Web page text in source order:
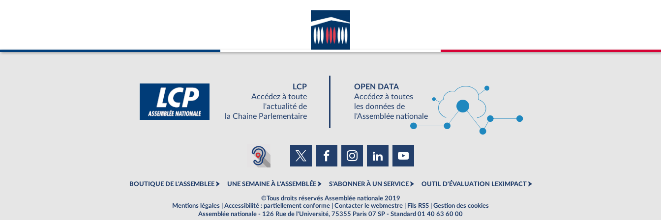
LCP
Accédez à toute
l'actualité de
la Chaine Parlementaire
OPEN DATA
Accédez à toutes
les données de
l'Assemblée nationale
BOUTIQUE DE L'ASSEMBLEE UNE SEMAINE À L'ASSEMBLÉE S'ABONNER À UN SERVICE OUTIL D'ÉVALUATION LEXIMPACT
©Tous droits réservés Assemblée nationale 2019
Mentions légales
Accessibilité : partiellement conforme Contacter le webmestre Fils RSS
Gestion des cookies
Assemblée nationale - 126 Rue de l'Université, 75355 Paris 07 SP - Standard 01 40 63 60 00